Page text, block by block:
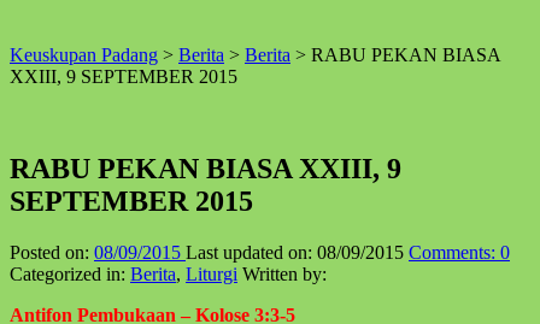
↑
Keuskupan Padang > Berita > Berita > RABU PEKAN BIASA
XXIII, 9 SEPTEMBER 2015
RABU PEKAN BIASA XXIII, 9
SEPTEMBER 2015
Posted on: 08/09/2015 Last updated on: 08/09/2015 Comments: 0
Categorized in: Berita, Liturgi Written by:
Antifon Pembukaan – Kolose 3:3-5